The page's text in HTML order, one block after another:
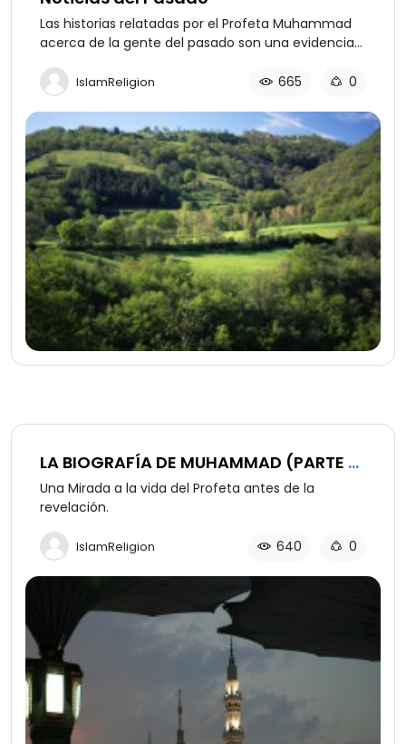
Las historias relatadas por el Profeta Muhammad
acerca de la gente del pasado son una evidencia
IslamReligion 665 0
LA BIOGRAFÍA DE MUHAMMAD (PARTE 2
DE 12)
Una Mirada a la vida del Profeta antes de la
revelación.
IslamReligion 640 0